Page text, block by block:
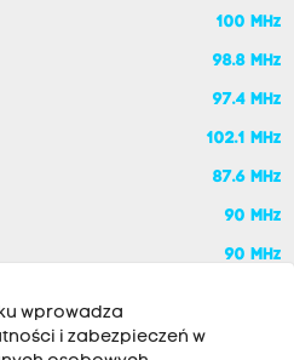
100 MHz
98.8 MHz
97.4 MHz
102.1 MHz
87.6 MHz
90 MHz
90 MHz
wprowadza
i zabezpieczeń w